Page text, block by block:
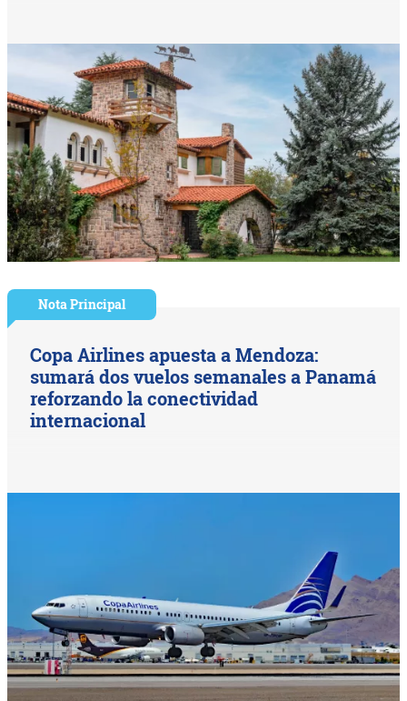
Nota Principal
Copa Airlines apuesta a Mendoza:
sumará dos vuelos semanales a Panamá
reforzando la conectividad
internacional